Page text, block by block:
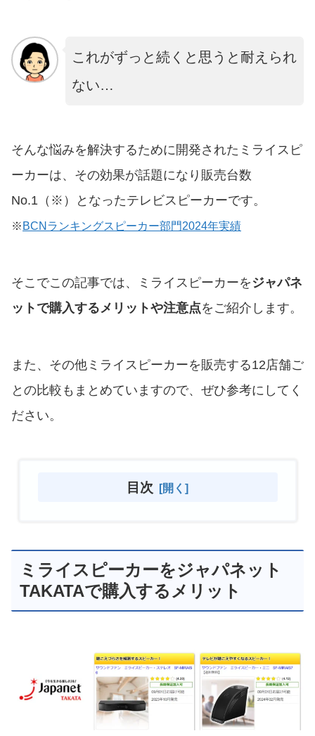
これがずっと続くと思うと耐えられ
ない…
そんな悩みを解決するために開発されたミライスピ
ーカーは、その効果が話題になり販売台数
No.1（※）となったテレビスピーカーです。
※ BCNランキングスピーカー部門2024年実績
そこでこの記事では、ミライスピーカーを ジャパネ
ットで購入するメリットや注意点をご紹介します。
また、その他ミライスピーカーを販売する12店舗ご
との比較もまとめていますので、ぜひ参考にしてく
ださい。
目次
ミライスピーカーをジャパネット
TAKATAで購入するメリット